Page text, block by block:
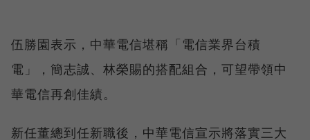
伍勝園表示，中華電信堪稱「電信業界台積
電」，簡志誠、林榮賜的搭配組合，可望帶領中
華電信再創佳績。
新任董總到任新職後，中華電信宣示將落實三大